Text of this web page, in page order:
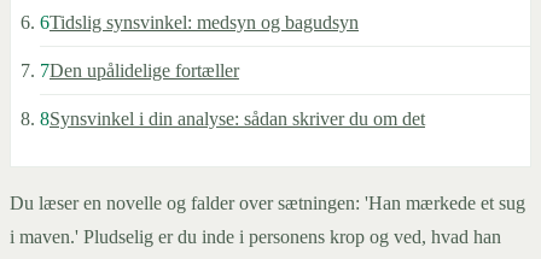
6Tidslig synsvinkel: medsyn og bagudsyn
7Den upålidelige fortæller
8Synsvinkel i din analyse: sådan skriver du om det
Du læser en novelle og falder over sætningen: 'Han mærkede et sug
i maven.' Pludselig er du inde i personens krop og ved, hvad han